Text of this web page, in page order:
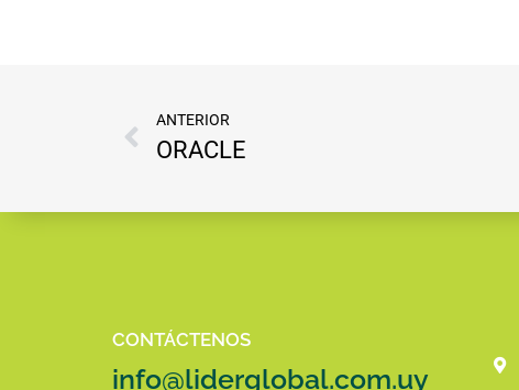
ANTERIOR
ORACLE
CONTÁCTENOS
info@liderglobal.com.uy